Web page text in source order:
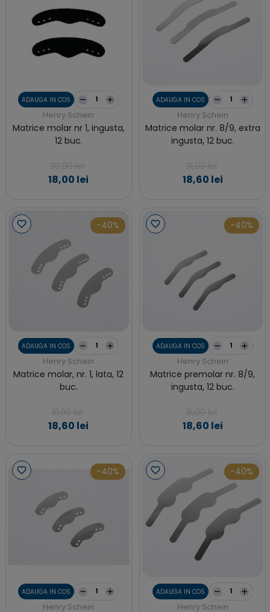
ADAUGA IN COS
Henry Schein
Matrice molar nr 1, ingusta,
12 buc.
18,00 lei
ADAUGA IN COS
Henry Schein
Matrice molar nr. 8/9, extra
ingusta, 12 buc.
18,60 lei
-40%
ADAUGA IN COS
Henry Schein
Matrice molar, nr. 1, lata, 12
buc.
18,60 lei
-40%
ADAUGA IN COS
Henry Schein
Matrice premolar nr. 8/9,
ingusta, 12 buc.
18,60 lei
-40%
ADAUGA IN COS
Henry Schein
-40%
ADAUGA IN COS
Henry Schein